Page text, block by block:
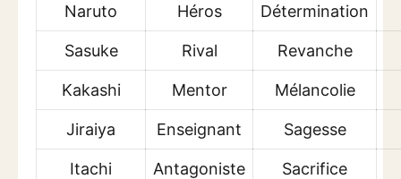
Naruto Héros Détermination
Sasuke Rival Revanche
Kakashi Mentor Mélancolie
Jiraiya Enseignant Sagesse
Itachi Antagoniste Sacrifice